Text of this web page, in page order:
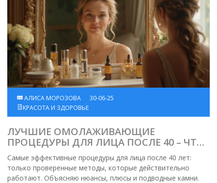
АЛИСА МОРОЗОВА
30-06-25
КРАСОТА И ЗДОРОВЬЕ
ЛУЧШИЕ ОМОЛАЖИВАЮЩИЕ
ПРОЦЕДУРЫ ДЛЯ ЛИЦА ПОСЛЕ 40 – ЧТО
РЕАЛЬНО РАБОТАЕТ?
Самые эффективные процедуры для лица после 40 лет:
только проверенные методы, которые действительно
работают. Объясняю нюансы, плюсы и подводные камни.